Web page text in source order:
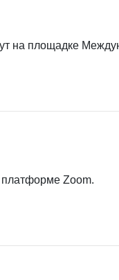
на площадке
платформе Zoom.